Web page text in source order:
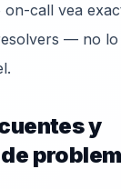
call vea
— no lo
y